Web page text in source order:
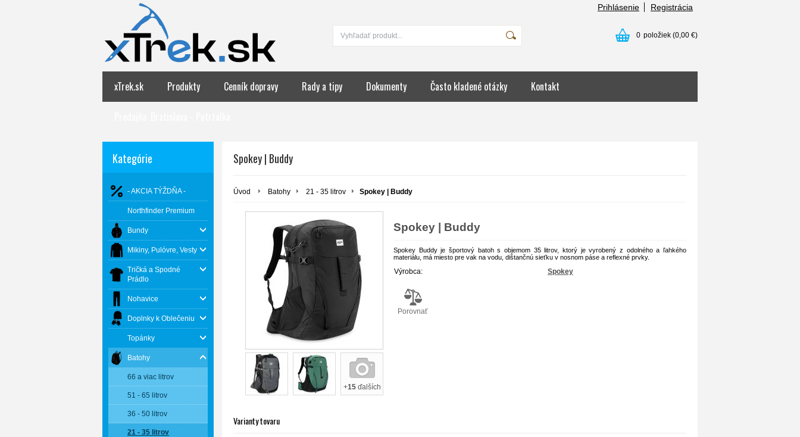
Prihlásenie Registrácia
0 položiek (0,00 €)
xTrek.sk Produkty Cenník dopravy Rady a tipy Dokumenty Často kladené otázky Kontakt
Kategórie
- AKCIA TÝŽDŇA -
Northfinder Premium
Bundy
Mikiny, Pulóvre, Vesty
Tričká a Spodné
Prádlo
Nohavice
Doplnky k Oblečeniu
Topánky
Batohy
66 a viac litrov
51 - 65 litrov
36 - 50 litrov
21 - 35 litrov
Spokey | Buddy
Úvod Batohy 21 - 35 litrov Spokey | Buddy
+15ďalších
Spokey | Buddy
Spokey Buddy je športový batoh s objemom 35 litrov, ktorý je vyrobený z odolného a ľahkého
materiálu, má miesto pre vak na vodu, dištančnú sieťku v nosnom páse a reflexné prvky.
Výrobca: Spokey
Porovnať
Varianty tovaru